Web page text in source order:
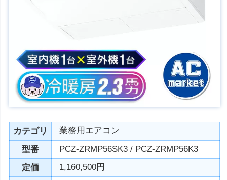
カテゴリ
業務用エアコン
型番
PCZ-ZRMP56SK3 / PCZ-ZRMP56K3
定価
1,160,500円